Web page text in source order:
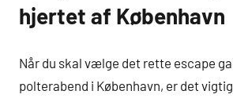
hjertet af København
Når du skal vælge det rette escape
polterabend i København, er det